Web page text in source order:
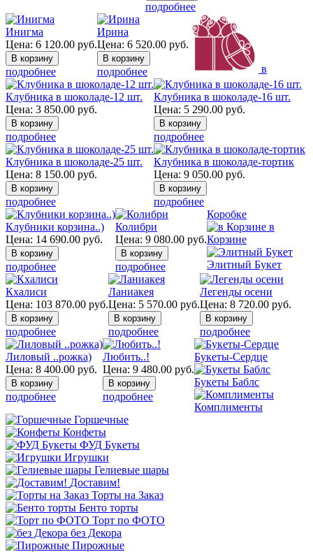
подробнее
Инигма
Цена: 6 120.00 руб.
подробнее
Ирина
Цена: 6 520.00 руб.
подробнее
Клубника в шоколаде-12 шт.
Цена: 3 850.00 руб.
подробнее
Клубника в шоколаде-16 шт.
Цена: 5 290.00 руб.
подробнее
Клубника в шоколаде-25 шт.
Цена: 8 150.00 руб.
подробнее
Клубника в шоколаде-тортик
Цена: 9 050.00 руб.
подробнее
Клубники корзина..)
Цена: 14 690.00 руб.
подробнее
Колибри
Цена: 9 080.00 руб.
подробнее
Кхалиси
Цена: 103 870.00 руб.
подробнее
Ланиакея
Цена: 5 570.00 руб.
подробнее
Легенды осени
Цена: 8 720.00 руб.
подробнее
Лиловый ..рожка)
Цена: 8 400.00 руб.
подробнее
Любить..!
Цена: 9 480.00 руб.
подробнее
в
Коробке
в
Корзине
Элитный Букет
Букеты-Сердце
Букеты Баблс
Комплименты
Горшечные
Конфеты
ФУД Букеты
Игрушки
Гелиевые шары
Доставим!
Торты на Заказ
Бенто торты
Торт по ФОТО
без Декора
Пирожные